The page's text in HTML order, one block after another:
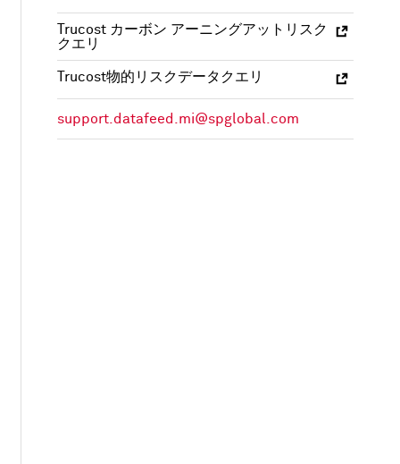
Trucost カーボン アーニングアットリスク
クエリ
Trucost物的リスクデータクエリ
support.datafeed.mi@spglobal.com